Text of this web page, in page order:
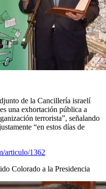
de la Cancillería israelí
una exhortación pública a
terrorista”, señalando
“en estos días de
articulo/1362
Colorado a la Presidencia